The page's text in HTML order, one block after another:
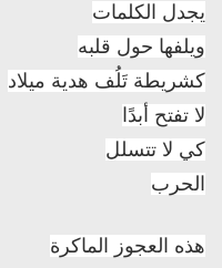
يجدل الكلمات
ويلفها حول قلبه
كشريطة تَلُف هدية ميلاد
لا تفتح أبدًا
كي لا تتسلل
الحرب
هذه العجوز الماكرة